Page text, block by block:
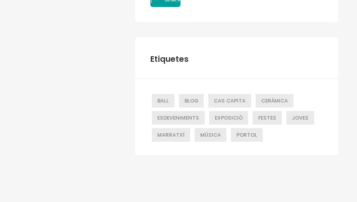
Etiquetes
BALL BLOG CAS CAPITA CERÁMICA
ESDEVENIMENTS EXPOSICIÓ FESTES JOVES
MARRATXÍ MÚSICA PORTOL